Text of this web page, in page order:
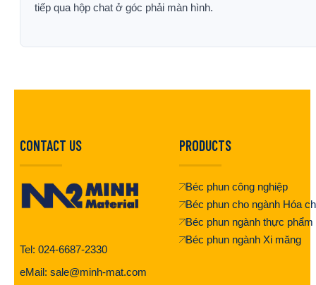
tiếp qua hộp chat ở góc phải màn hình.
CONTACT US
Tel: 024-6687-2330
eMail: sale@minh-mat.com
PRODUCTS
Béc phun công nghiệp
Béc phun cho ngành Hóa
Béc phun ngành thực phẩm
Béc phun ngành Xi măng